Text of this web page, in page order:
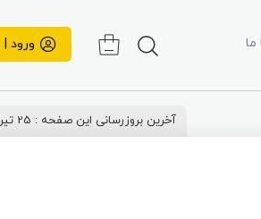
ما ورود
آخرین بروزرسانی این صفحه : 25 تیر 1405